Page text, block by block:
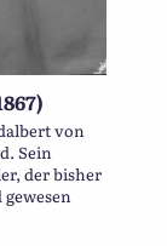
von
Sein
der bisher